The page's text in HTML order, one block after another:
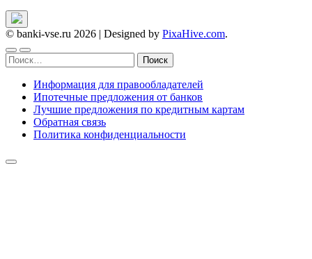
© banki-vse.ru 2026 | Designed by PixaHive.com.
Найти:
Информация для правообладателей
Ипотечные предложения от банков
Лучшие предложения по кредитным картам
Обратная связь
Политика конфиденциальности